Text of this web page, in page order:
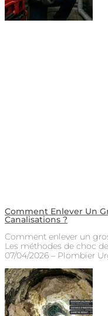
Comment Enlever Un
Canalisations ?
Comment enlever un
Les méthodes de choc
07/04/2026 – Plombier